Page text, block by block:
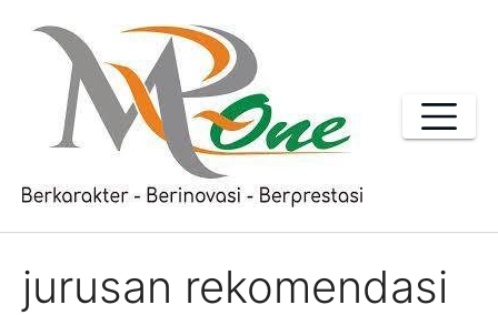
jurusan rekomendasi